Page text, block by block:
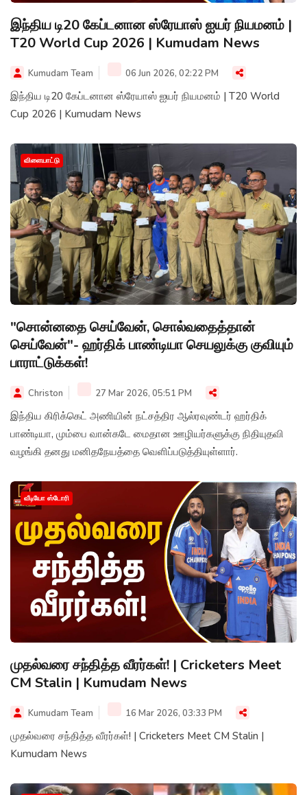
இந்திய டி20 கேப்டனான ஸ்ரேயாஸ் ஐயர் நியமனம் |
T20 World Cup 2026 | Kumudam News
Kumudam Team 06 Jun 2026, 02:22 PM
இந்திய டி20 கேப்டனான ஸ்ரேயாஸ் ஐயர் நியமனம் | T20 World
Cup 2026 | Kumudam News
விளையாட்டு
"சொன்னதை செய்வேன், சொல்வதைத்தான்
செய்வேன்"- ஹர்திக் பாண்டியா செயலுக்கு குவியும்
பாராட்டுக்கள்!
Christon 27 Mar 2026, 05:51 PM
இந்திய கிரிக்கெட் அணியின் நட்சத்திர ஆல்ரவுண்டர் ஹர்திக்
பாண்டியா, மும்பை வான்கடே மைதான ஊழியர்களுக்கு நிதியுதவி
வழங்கி தனது மனிதநேயத்தை வெளிப்படுத்தியுள்ளார்.
வீடியோ ஸ்டோரி
முதல்வரை சந்தித்த வீரர்கள்! | Cricketers Meet
CM Stalin | Kumudam News
Kumudam Team 16 Mar 2026, 03:33 PM
முதல்வரை சந்தித்த வீரர்கள்! | Cricketers Meet CM Stalin |
Kumudam News